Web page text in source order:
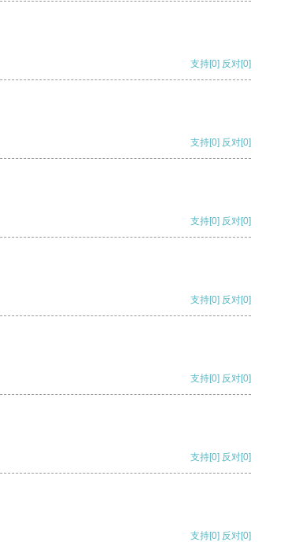
支持[0] 反对[0]
支持[0] 反对[0]
支持[0] 反对[0]
支持[0] 反对[0]
支持[0] 反对[0]
支持[0] 反对[0]
支持[0] 反对[0]